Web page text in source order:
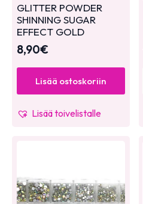
GLITTER POWDER
SHINNING SUGAR
EFFECT GOLD
8,90€
Lisää ostoskoriin
Lisää toivelistalle